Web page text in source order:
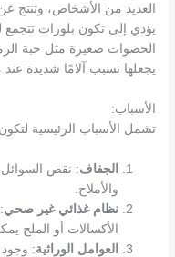
العديد من الأشخاص، وتنتج
يؤدي إلى تكون بلورات
الحصوات صغيرة مثل حبة
يجعلها تسبب آلامًا شديدة عند
الأسباب:
تشمل الأسباب الرئيسية
الجفاف: نقص السوائل
والأملاح.
نظام غذائي غير صحي
الأكسالات أو الملح
العوامل الوراثية: وجود